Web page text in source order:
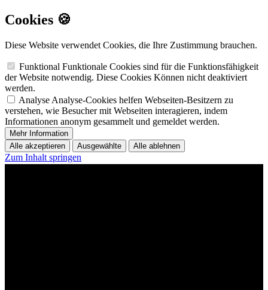
Cookies 🍪
Diese Website verwendet Cookies, die Ihre Zustimmung brauchen.
Funktional Funktionale Cookies sind für die Funktionsfähigkeit
der Website notwendig. Diese Cookies Können nicht deaktiviert
werden.
Analyse Analyse-Cookies helfen Webseiten-Besitzern zu
verstehen, wie Besucher mit Webseiten interagieren, indem
Informationen anonym gesammelt und gemeldet werden.
Mehr Information
Alle akzeptieren
Ausgewählte Alle ablehnen
Zum Inhalt springen